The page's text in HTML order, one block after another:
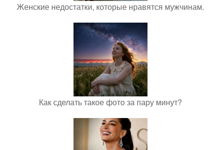
Женские недостатки, которые нравятся мужчинам.
Как сделать такое фото за пару минут?